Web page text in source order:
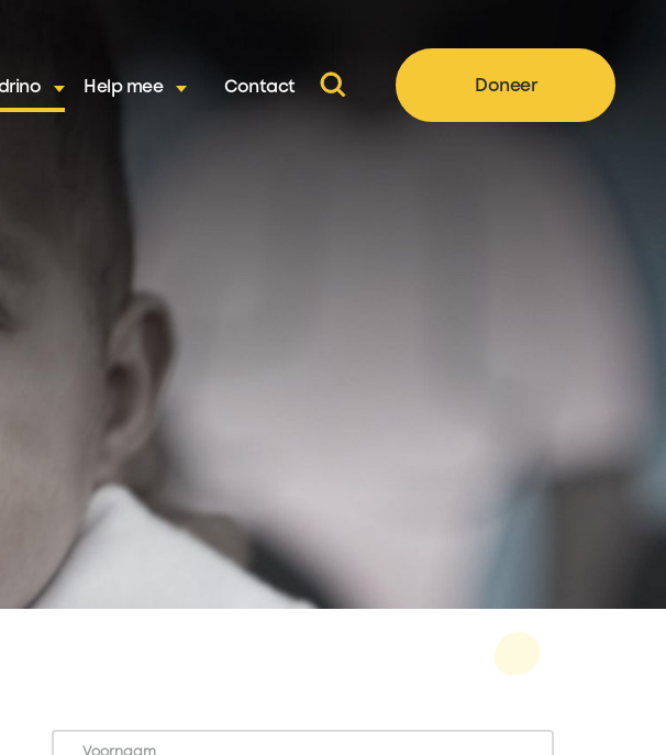
Help mee Contact Doneer
Voornaam